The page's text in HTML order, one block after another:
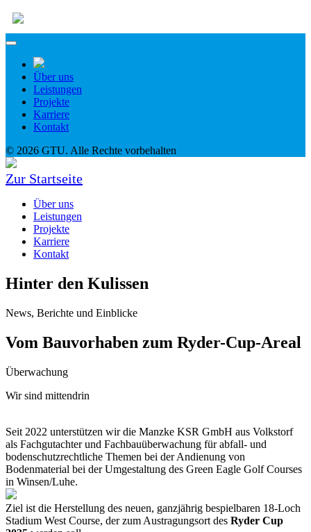
Über uns
Leistungen
Projekte
Karriere
Kontakt
© 2026 GTU. Alle Rechte vorbehalten
Zur Startseite
Über uns
Leistungen
Projekte
Karriere
Kontakt
Hinter den Kulissen
News, Berichte und Einblicke
Vom Bauvorhaben zum Ryder-Cup-Areal
Überwachung
Wir sind mittendrin
Seit 2022 unterstützen wir die Manzke KSR GmbH aus Volkstorf
als Fachgutachter und Fachbauüberwachung für abfall- und
bodenschutzrechtliche Themen bei der Andienung von
Bodenmaterial bei der Umgestaltung des Green Eagle Golf Courses
in Winsen/Luhe.
Ziel ist die Herstellung des neuen, ganzjährig bespielbaren 18-Loch
Stadium West Course, der zum Austragungsort des Ryder Cup